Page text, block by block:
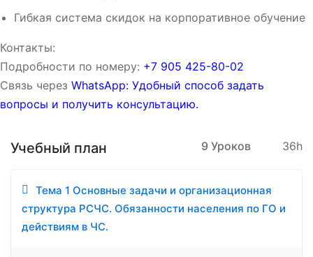
Гибкая система скидок на корпоративное обучение
Контакты:
Подробности по номеру: ‪‪+7 905 425-80-02‬‬
Связь через WhatsApp: Удобный способ задать
вопросы и получить консультацию.
Учебный план 9 Уроков 36h
Тема 1 Основные задачи и организационная
структура РСЧС. Обязанности населения по ГО и
действиям в ЧС.